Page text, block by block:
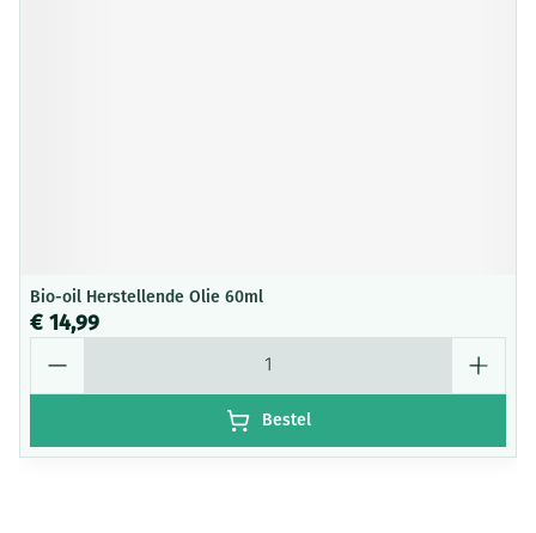
Bio-oil Herstellende Olie 60ml
€ 14,99
Bestel